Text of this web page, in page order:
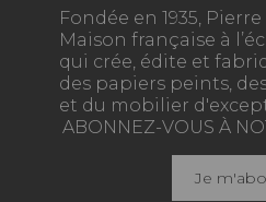
Fondée en 1935,
Maison française à
qui crée, édite et
des papiers peints,
et du mobilier
ABONNEZ-VOUS À
Je